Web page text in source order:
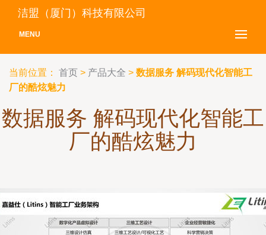
洁盟（厦门）科技有限公司
MENU
当前位置： 首页 > 产品大全 > 数据服务 解码现代化智能工
厂的酷炫魅力
数据服务 解码现代化智能工
厂的酷炫魅力